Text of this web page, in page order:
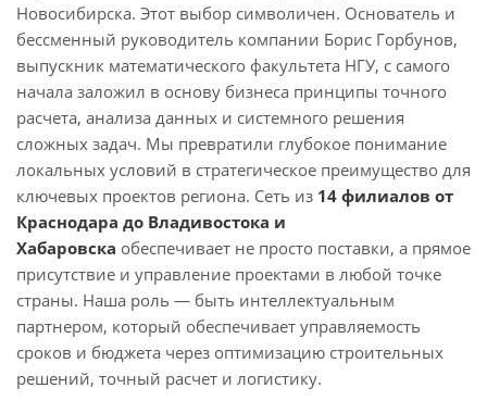
Новосибирска. Этот выбор символичен. Основатель и
бессменный руководитель компании Борис Горбунов,
выпускник математического факультета НГУ, с самого
начала заложил в основу бизнеса принципы точного
расчета, анализа данных и системного решения
сложных задач. Мы превратили глубокое понимание
локальных условий в стратегическое преимущество для
ключевых проектов региона. Сеть из 14 филиалов от
Краснодара до Владивостока и
Хабаровска обеспечивает не просто поставки, а прямое
присутствие и управление проектами в любой точке
страны. Наша роль — быть интеллектуальным
партнером, который обеспечивает управляемость
сроков и бюджета через оптимизацию строительных
решений, точный расчет и логистику.